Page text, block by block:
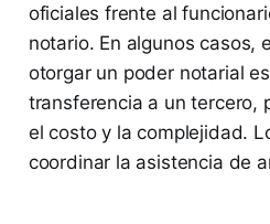
oficiales frente al
notario. En algunos casos,
otorgar un poder notarial
transferencia a un tercero,
el costo y la complejidad.
coordinar la asistencia de